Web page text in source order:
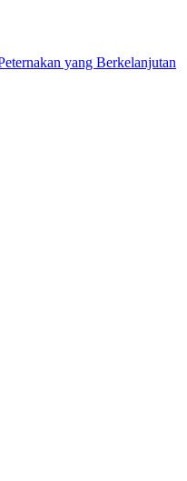
yang Berkelanjutan